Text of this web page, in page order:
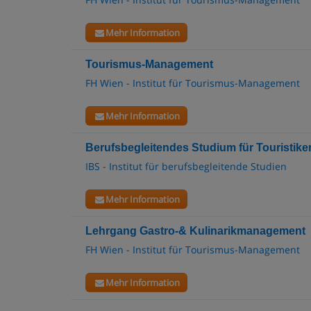
Mehr Information
Tourismus-Management
FH Wien - Institut für Tourismus-Management
Mehr Information
Berufsbegleitendes Studium für
IBS - Institut für berufsbegleitende Studien
Mehr Information
Lehrgang Gastro-& Kulinarikmanagement
FH Wien - Institut für Tourismus-Management
Mehr Information